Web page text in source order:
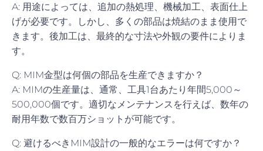
A: 用途によっては、追加の熱処理、機械加工、表面仕上
げが必要です。しかし、多くの部品は焼結のまま使用で
きます。後加工は、最終的な寸法や外観の要件によりま
す。
Q: MIM金型は何個の部品を生産できますか？
A: MIMの生産量は、通常、工具1台あたり年間5,000～
500,000個です。適切なメンテナンスを行えば、数年の
耐用年数で数百万ショットが可能です。
Q: 避けるべきMIM設計の一般的なエラーは何ですか？